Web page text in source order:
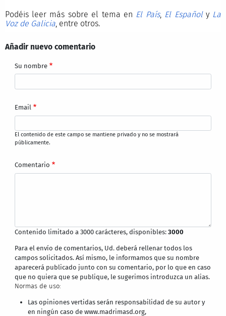
Podéis leer más sobre el tema en El País, El Españoly La
Voz de Galicia, entre otros.
Añadir nuevo comentario
Su nombre
Email
El contenido de este campo se mantiene privado y no se mostrará
públicamente.
Comentario
Contenido limitado a 3000 carácteres, disponibles:3000
Para el envío de comentarios, Ud. deberá rellenar todos los
campos solicitados. Así mismo, le informamos que su nombre
aparecerá publicado junto con su comentario, por lo que en caso
que no quiera que se publique, le sugerimos introduzca un alias.
Normas de uso:
Las opiniones vertidas serán responsabilidad de su autor y
en ningún caso de www.madrimasd.org,